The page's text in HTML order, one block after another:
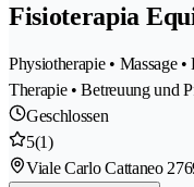
Fisioterapia
Physiotherapie • Massage
Therapie • Betreuung und
Geschlossen
5(1)
Viale Carlo Cattaneo 27